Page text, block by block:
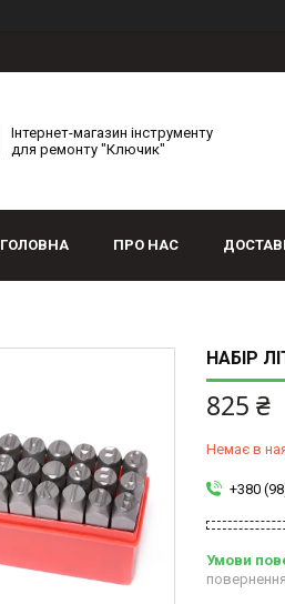
Інтернет-магазин інструменту
для ремонту "Ключик"
ГОЛОВНА ПРО НАС
НАБІР
825 ₴
Немає в
+380